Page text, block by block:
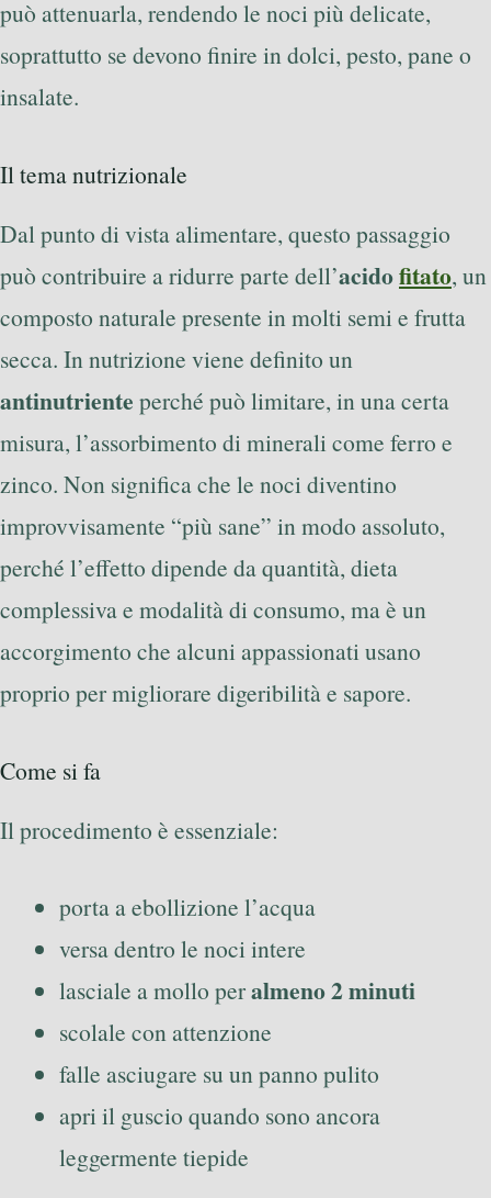
può attenuarla, rendendo le noci più delicate,
soprattutto se devono finire in dolci, pesto, pane o
insalate.
Il tema nutrizionale
Dal punto di vista alimentare, questo passaggio
può contribuire a ridurre parte dell’acidofitato, un
composto naturale presente in molti semi e frutta
secca. In nutrizione viene definito un
antinutriente perché può limitare, in una certa
misura, l’assorbimento di minerali come ferro e
zinco. Non significa che le noci diventino
improvvisamente “più sane” in modo assoluto,
perché l’effetto dipende da quantità, dieta
complessiva e modalità di consumo, ma è un
accorgimento che alcuni appassionati usano
proprio per migliorare digeribilità e sapore.
Come si fa
Il procedimento è essenziale:
porta a ebollizione l’acqua
versa dentro le noci intere
lasciale a mollo peralmeno 2 minuti
scolale con attenzione
falle asciugare su un panno pulito
apri il guscio quando sono ancora
leggermente tiepide